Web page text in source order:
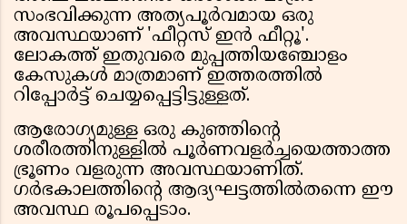
സംഭവിക്കുന്ന അത്യപൂർവമായ ഒരു
അവസ്ഥയാണ് 'ഫീറ്റസ് ഇൻ ഫീറ്റൂ'.
ലോകത്ത് ഇതുവരെ മുപ്പത്തിയഞ്ചോളം
കേസുകൾ മാത്രമാണ് ഇത്തരത്തിൽ
റിപ്പോർട്ട് ചെയ്യപ്പെട്ടിട്ടുള്ളത്.
ആരോഗ്യമുള്ള ഒരു കുഞ്ഞിന്റെ
ശരീരത്തിനുള്ളിൽ പൂർണവളർച്ചയെത്താത്ത
ഭ്രൂണം വളരുന്ന അവസ്ഥയാണിത്.
ഗർഭകാലത്തിന്റെ ആദ്യഘട്ടത്തിൽതന്നെ ഈ
അവസ്ഥ രൂപപ്പെടാം.